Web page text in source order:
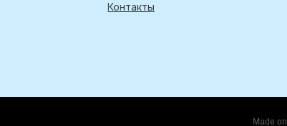
Контакты
Made on